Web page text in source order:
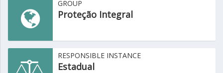
GROUP
Proteção Integral
RESPONSIBLE INSTANCE
Estadual